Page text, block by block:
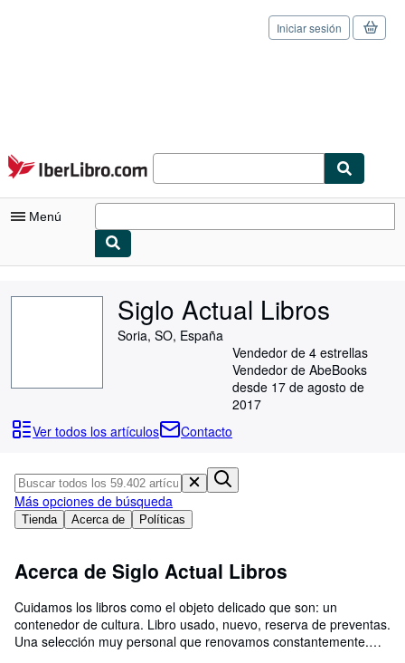
Pasar al contenido principal
IberLibro.com
Iniciar sesión
Menú
Consultar mis pedidos
Libros antiguos
Arte y coleccionismo
Vendedores
Comenzar a vender
Ayuda
CERRAR
Siglo Actual Libros
Soria, SO, España
Vendedor de 4 estrellas
Vendedor de AbeBooks
desde 17 de agosto de
2017
Ver todos los artículos
Contacto
Tienda Acerca de Políticas
Más opciones de búsqueda
Acerca de Siglo Actual Libros
Cuidamos los libros como el objeto delicado que son: un
contenedor de cultura. Libro usado, nuevo, reserva de preventas.
Una selección muy personal que renovamos constantemente.